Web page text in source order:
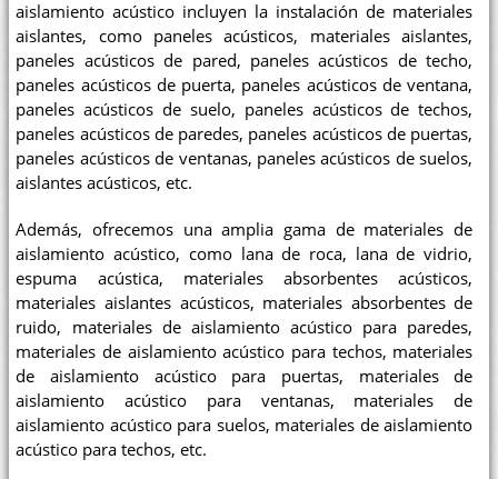
aislamiento acústico incluyen la instalación de materiales
aislantes, como paneles acústicos, materiales aislantes,
paneles acústicos de pared, paneles acústicos de techo,
paneles acústicos de puerta, paneles acústicos de ventana,
paneles acústicos de suelo, paneles acústicos de techos,
paneles acústicos de paredes, paneles acústicos de puertas,
paneles acústicos de ventanas, paneles acústicos de suelos,
aislantes acústicos, etc.
Además, ofrecemos una amplia gama de materiales de
aislamiento acústico, como lana de roca, lana de vidrio,
espuma acústica, materiales absorbentes acústicos,
materiales aislantes acústicos, materiales absorbentes de
ruido, materiales de aislamiento acústico para paredes,
materiales de aislamiento acústico para techos, materiales
de aislamiento acústico para puertas, materiales de
aislamiento acústico para ventanas, materiales de
aislamiento acústico para suelos, materiales de aislamiento
acústico para techos, etc.